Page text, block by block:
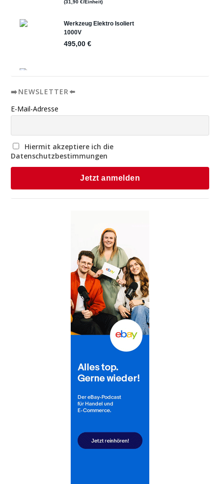
➡️NEWSLETTER⬅️
E-Mail-Adresse
Hiermit akzeptiere ich die
Datenschutzbestimmungen